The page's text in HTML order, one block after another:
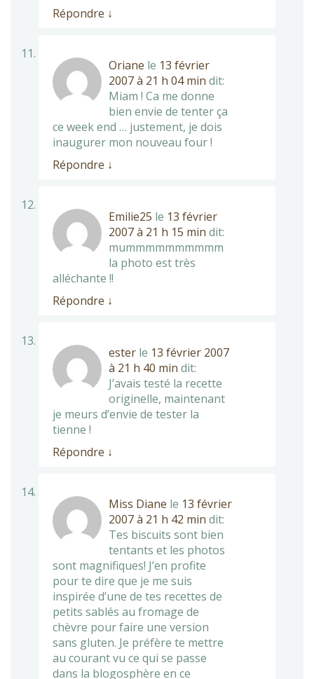
Répondre ↓
Oriane le 13 février
2007 à 21 h 04 min dit:
Miam ! Ca me donne
bien envie de tenter ça
ce week end … justement, je dois
inaugurer mon nouveau four !
Répondre ↓
Emilie25 le 13 février
2007 à 21 h 15 min dit:
mummmmmmmmmm
la photo est très
alléchante !!
Répondre ↓
ester le 13 février 2007
à 21 h 40 min dit:
J’avais testé la recette
originelle, maintenant
je meurs d’envie de tester la
tienne !
Répondre ↓
Miss Diane le 13 février
2007 à 21 h 42 min dit:
Tes biscuits sont bien
tentants et les photos
sont magnifiques! J’en profite
pour te dire que je me suis
inspirée d’une de tes recettes de
petits sablés au fromage de
chèvre pour faire une version
sans gluten. Je préfère te mettre
au courant vu ce qui se passe
dans la blogosphère en ce